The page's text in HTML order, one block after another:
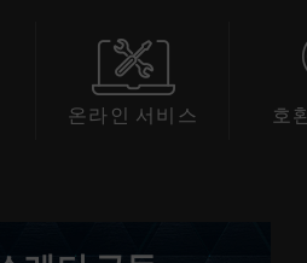
온라인 서비스 호